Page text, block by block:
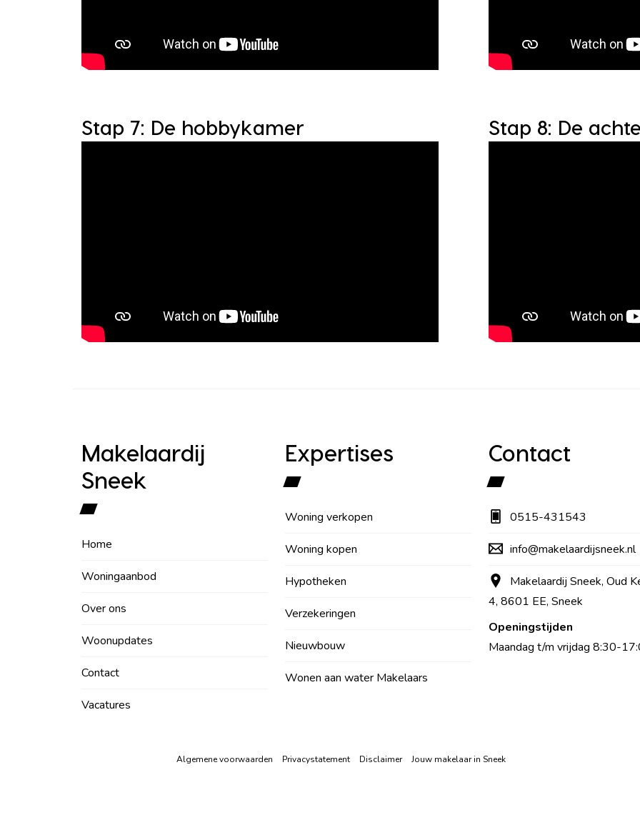
Stap 7: De hobbykamer Stap 8: De
Makelaardij
Sneek
Home
Woningaanbod
Over ons
Woonupdates
Contact
Vacatures
Expertises
Woning verkopen
Woning kopen
Hypotheken
Verzekeringen
Nieuwbouw
Wonen aan water Makelaars
Contact
0515-431543
info@makelaardijsneek.nl
Makelaardij Sneek, Oud
4, 8601 EE, Sneek
Openingstijden
Maandag t/m vrijdag 8:30-
Algemene voorwaarden Privacystatement Disclaimer
Jouw makelaar in Sneek